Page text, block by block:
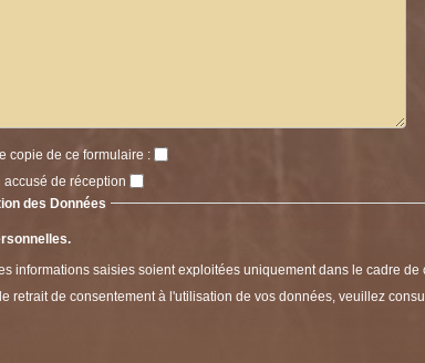
copie de ce formulaire :
accusé de réception
des Données
informations saisies soient exploitées uniquement dans le cadre
retrait de consentement à l'utilisation de vos données, veuillez